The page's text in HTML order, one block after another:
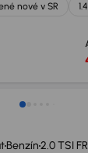
nové v SR
Benzín2.0 TSI FR